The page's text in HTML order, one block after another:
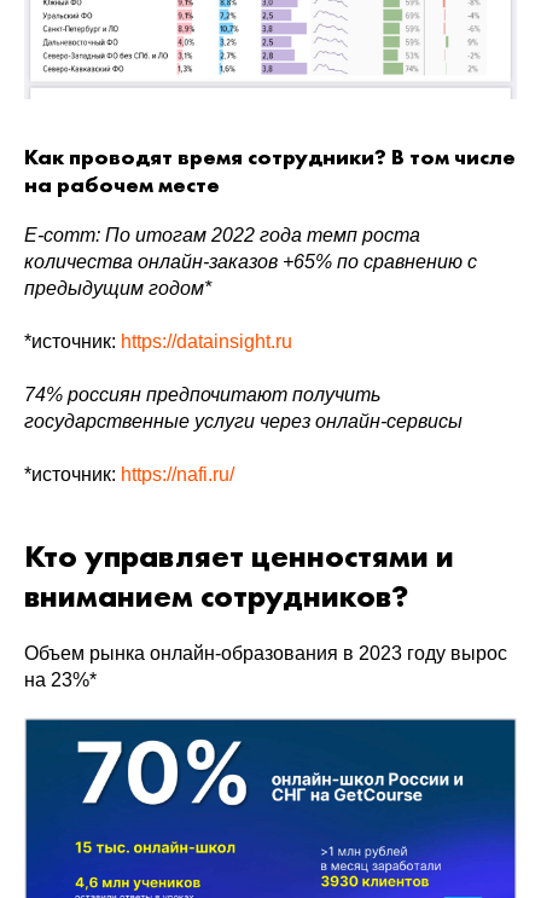
Как проводят время сотрудники? В том числе
на рабочем месте
E-comm: По итогам 2022 года темп роста
количества онлайн-заказов +65% по сравнению с
предыдущим годом*
*источник: https://datainsight.ru
74% россиян предпочитают получить
государственные услуги через онлайн-сервисы
*источник: https://nafi.ru/
Кто управляет ценностями и
вниманием сотрудников?
Объем рынка онлайн-образования в 2023 году вырос
на 23%*